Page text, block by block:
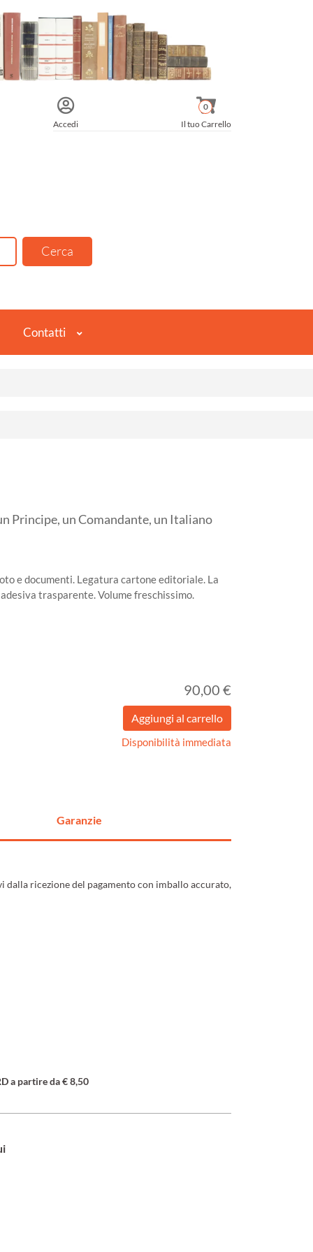
Accedi Il tuo Carrello
0
Contatti
Principe, un Comandante, un Italiano
e documenti. Legatura cartone editoriale. La
trasparente. Volume freschissimo.
90,00 €
Disponibilità immediata
Garanzie
ricezione del pagamento con imballo accurato,
a partire da € 8,50